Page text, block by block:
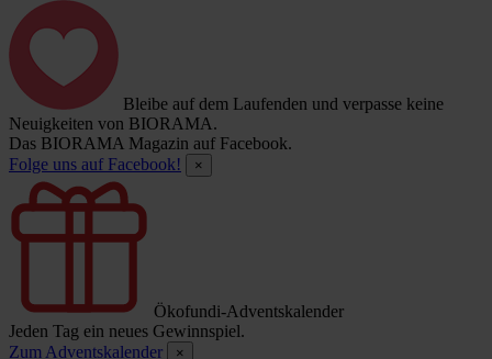
Bleibe auf dem Laufenden und verpasse keine
Neuigkeiten von BIORAMA.
Das BIORAMA Magazin auf Facebook.
Folge uns auf Facebook!
×
Ökofundi-Adventskalender
Jeden Tag ein neues Gewinnspiel.
Zum Adventskalender
×